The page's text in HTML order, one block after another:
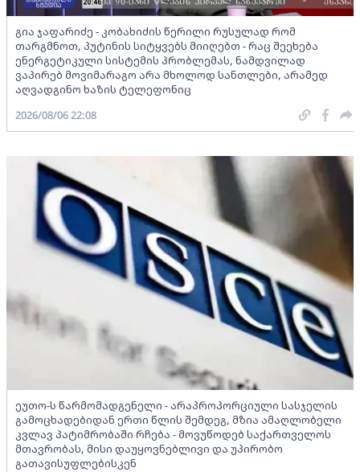
გია ჯაფარიძე - კობახიძის წერილი რუსულად რომ
თარგმნოთ, პუტინის სიტყვებს მიიღებთ - რაც შეეხება
ენერგეტიკული სისტემის პრობლემას, ნამდვილად
ვაპირებ მოვიმარაგო არა მხოლოდ სანთლები, არამედ
აღვადგინო ხაზის ტელეფონიც
2026/08/06 22:08
ეუთო-ს წარმომადგენელი - არაპროპორციული სასჯელის
გამოცხადებიდან ერთი წლის შემდეგ, მზია ამაღლობელი
კვლავ პატიმრობაში რჩება - მოვუწოდებ საქართველოს
მთავრობას, მისი დაუყოვნებლივი და უპირობო
გათავისუფლებისკენ